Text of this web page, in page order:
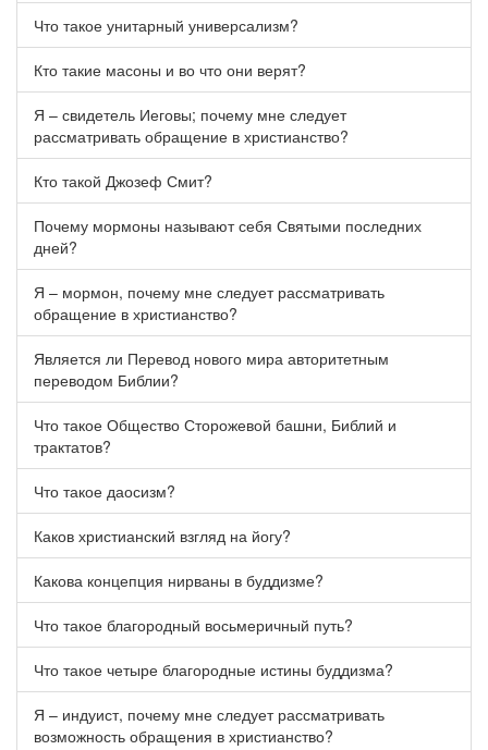
Что такое унитарный универсализм?
Кто такие масоны и во что они верят?
Я – свидетель Иеговы; почему мне следует
рассматривать обращение в христианство?
Кто такой Джозеф Смит?
Почему мормоны называют себя Святыми последних
дней?
Я – мормон, почему мне следует рассматривать
обращение в христианство?
Является ли Перевод нового мира авторитетным
переводом Библии?
Что такое Общество Сторожевой башни, Библий и
трактатов?
Что такое даосизм?
Каков христианский взгляд на йогу?
Какова концепция нирваны в буддизме?
Что такое благородный восьмеричный путь?
Что такое четыре благородные истины буддизма?
Я – индуист, почему мне следует рассматривать
возможность обращения в христианство?